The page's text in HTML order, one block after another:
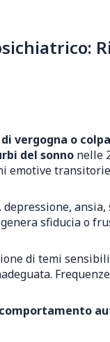
vergogna o
del sonno nelle
emotive
depressione,
sfiducia o
di temi